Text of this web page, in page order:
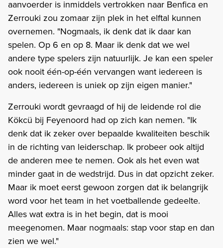
aanvoerder is inmiddels vertrokken naar Benfica en
Zerrouki zou zomaar zijn plek in het elftal kunnen
overnemen. "Nogmaals, ik denk dat ik daar kan
spelen. Op 6 en op 8. Maar ik denk dat we wel
andere type spelers zijn natuurlijk. Je kan een speler
ook nooit één-op-één vervangen want iedereen is
anders, iedereen is uniek op zijn eigen manier."
Zerrouki wordt gevraagd of hij de leidende rol die
Kökcü bij Feyenoord had op zich kan nemen. "Ik
denk dat ik zeker over bepaalde kwaliteiten beschik
in de richting van leiderschap. Ik probeer ook altijd
de anderen mee te nemen. Ook als het even wat
minder gaat in de wedstrijd. Dus in dat opzicht zeker.
Maar ik moet eerst gewoon zorgen dat ik belangrijk
word voor het team in het voetballende gedeelte.
Alles wat extra is in het begin, dat is mooi
meegenomen. Maar nogmaals: stap voor stap en dan
zien we wel."